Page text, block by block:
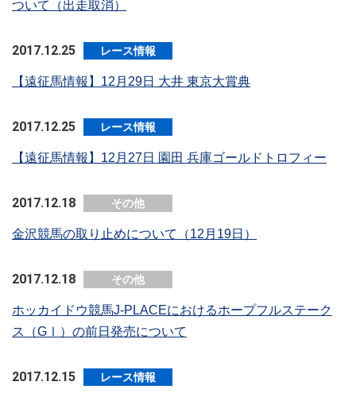
ついて（出走取消）
2017.12.25 レース情報
【遠征馬情報】12月29日 大井 東京大賞典
2017.12.25 レース情報
【遠征馬情報】12月27日 園田 兵庫ゴールドトロフィー
2017.12.18 その他
金沢競馬の取り止めについて（12月19日）
2017.12.18 その他
ホッカイドウ競馬J-PLACEにおけるホープフルステーク
ス（GⅠ）の前日発売について
2017.12.15 レース情報